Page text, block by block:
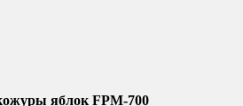
яблок FPM-700